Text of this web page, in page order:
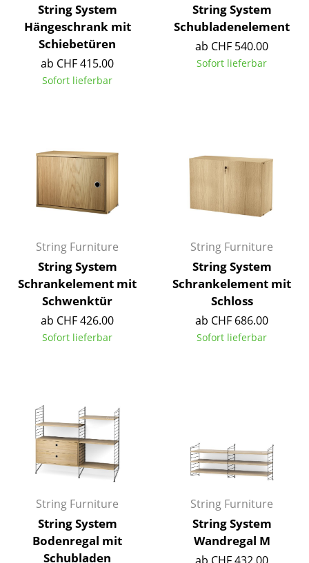
Vasen
Tabletts
Büroutensilien
Kissen
Teppiche
Vorhänge
... alle Accessoires
Räume
Zuhause
Wohnzimmer
Kinderzimmer
Arbeitszimmer
Diele
Badezimmer
Stauraum
Balkon & Garten
String System
Hängeschrank mit
Schiebetüren
ab CHF 415.00
Sofort lieferbar
String System
Schubladenelement
ab CHF 540.00
Sofort lieferbar
String Furniture
String System
Schrankelement mit
Schwenktür
ab CHF 426.00
Sofort lieferbar
String Furniture
String System
Schrankelement mit
Schloss
ab CHF 686.00
Sofort lieferbar
String Furniture
String System
Bodenregal mit
Schubladen
String Furniture
String System
Wandregal M